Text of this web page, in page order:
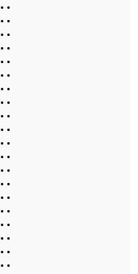
• •
• •
• •
• •
• •
• •
• •
• •
• •
• •
• •
• •
• •
• •
• •
• •
• •
• •
• •
• •